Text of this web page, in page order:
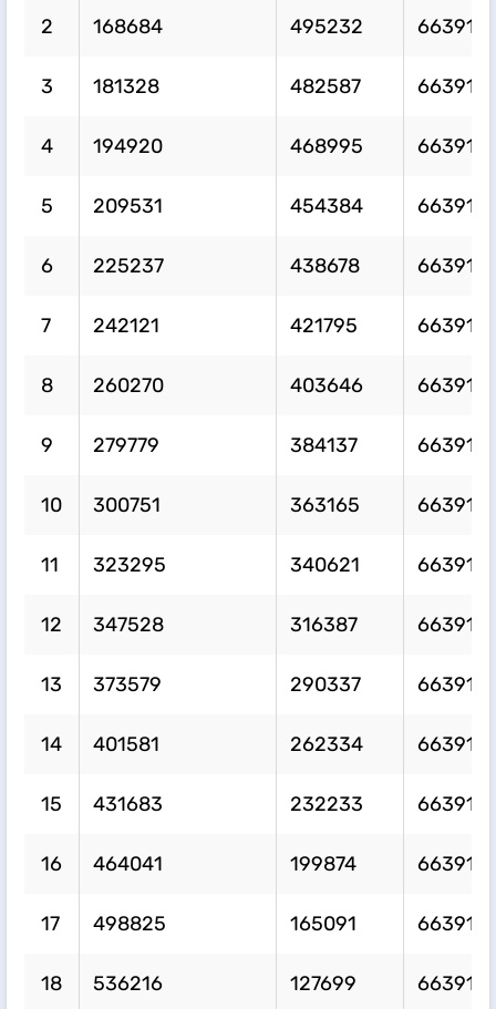
2 168684 495232 663916
3 181328 482587 663916
4 194920 468995 663916
5 209531 454384 663916
6 225237 438678 663916
7 242121 421795 663916
8 260270 403646 663916
9 279779 384137 663916
10 300751 363165 663916
11 323295 340621 663916
​​​12​​ 347528 316387 663916
​​​13​​ 373579 290337 663916
​​​14​​ 401581 262334 663916
​​​15​​ 431683 232233 663916
​​​16​​ 464041 199874 663916
​​​17​​ 498825 165091 663916
​​​18​​ 536216 127699 663916